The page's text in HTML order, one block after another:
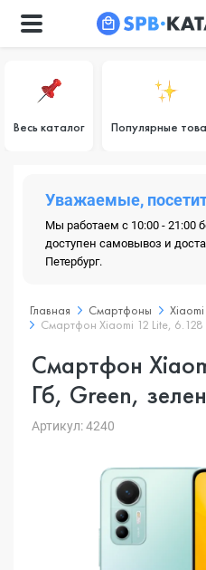
Весь каталог Популярные
Уважаемые,
Мы работаем с 10:00 - 21:00
доступен самовывоз и
Петербург.
Главная Смартфоны Xiaomi
Смартфон Xiaomi 12 Lite, 6.128
Смартфон
Гб, Green,
Артикул: 4240